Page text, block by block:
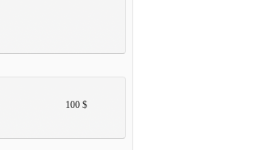
100 $